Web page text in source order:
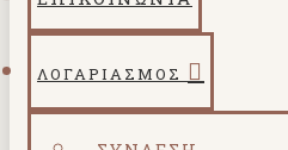
ΛΟΓΑΡΙΑΣΜΌΣ